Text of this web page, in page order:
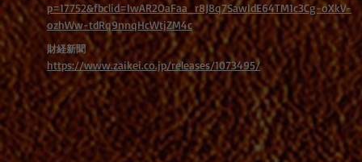
p=17752&fbclid=IwAR2OaFaa_r8J8q7SawIdE64TM1c3Cg-oXkV-
ozhWw-tdRq9nnqHcWtjZM4c
財経新聞
https://www.zaikei.co.jp/releases/1073495/